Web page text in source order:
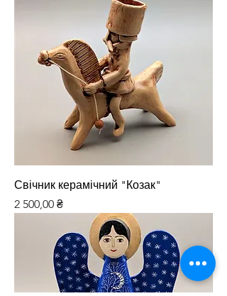
Свічник керамічний "Козак"
Ціна
2 500,00 ₴